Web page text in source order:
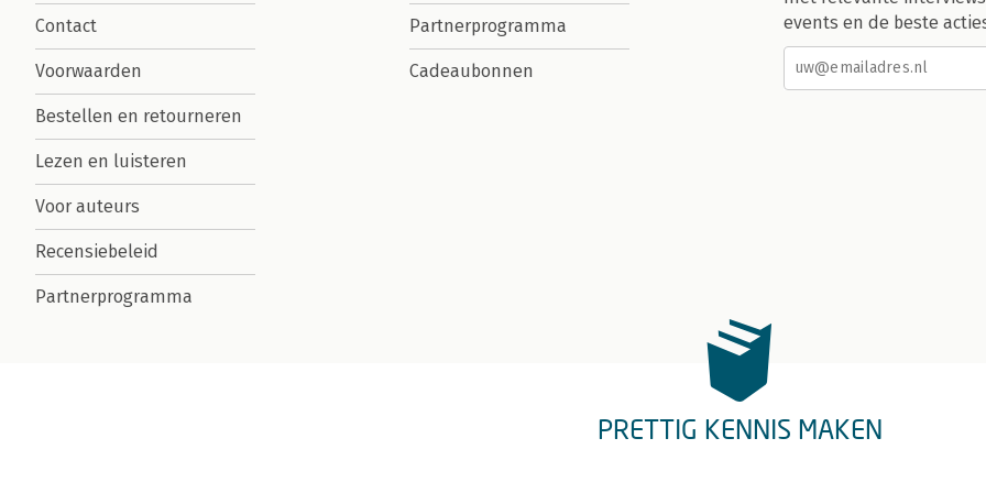
Contact
Voorwaarden
Bestellen en retourneren
Lezen en luisteren
Voor auteurs
Recensiebeleid
Partnerprogramma
Partnerprogramma
Cadeaubonnen
events en de beste
PRETTIG KENNIS MAKEN